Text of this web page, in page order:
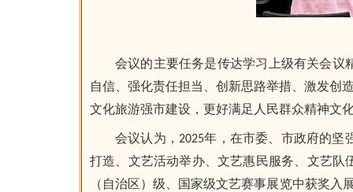
会议的主要任务是传达学习上级有关会议
自信、强化责任担当、创新思路举措、激发创
文化旅游强市建设，更好满足人民群众精神文
会议认为，2025年，在市委、市政府的
打造、文艺活动举办、文艺惠民服务、文艺队
（自治区）级、国家级文艺赛事展览中获奖入